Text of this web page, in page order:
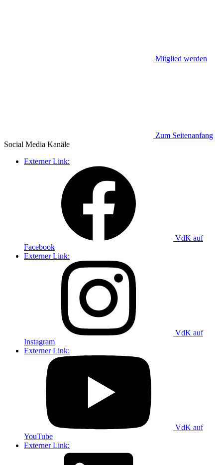
Mitglied werden
Zum Seitenanfang
Social Media Kanäle
Externer Link:
VdK auf
Facebook
Externer Link:
VdK auf
Instagram
Externer Link:
VdK auf
YouTube
Externer Link: